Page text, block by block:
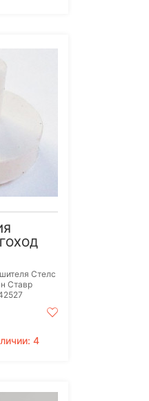
Стелс
Ставр
4